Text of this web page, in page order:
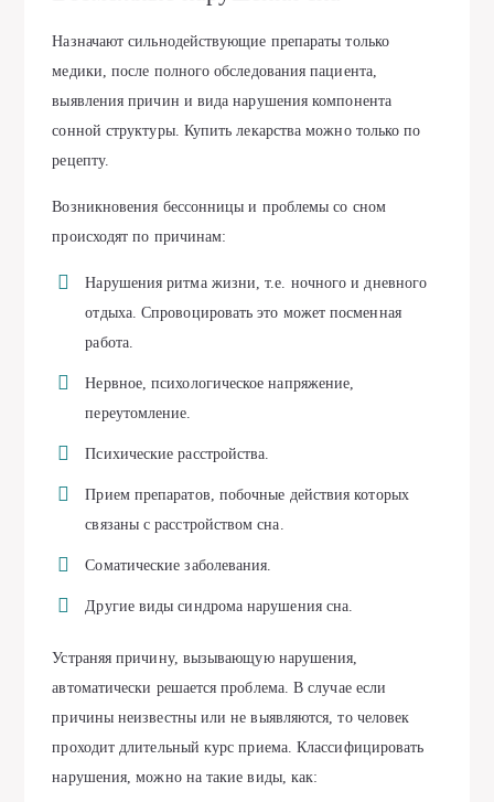
Назначают сильнодействующие препараты только
медики, после полного обследования пациента,
выявления причин и вида нарушения компонента
сонной структуры. Купить лекарства можно только по
рецепту.
Возникновения бессонницы и проблемы со сном
происходят по причинам:
Нарушения ритма жизни, т.е. ночного и дневного
отдыха. Спровоцировать это может посменная
работа.
Нервное, психологическое напряжение,
переутомление.
Психические расстройства.
Прием препаратов, побочные действия которых
связаны с расстройством сна.
Соматические заболевания.
Другие виды синдрома нарушения сна.
Устраняя причину, вызывающую нарушения,
автоматически решается проблема. В случае если
причины неизвестны или не выявляются, то человек
проходит длительный курс приема. Классифицировать
нарушения, можно на такие виды, как: